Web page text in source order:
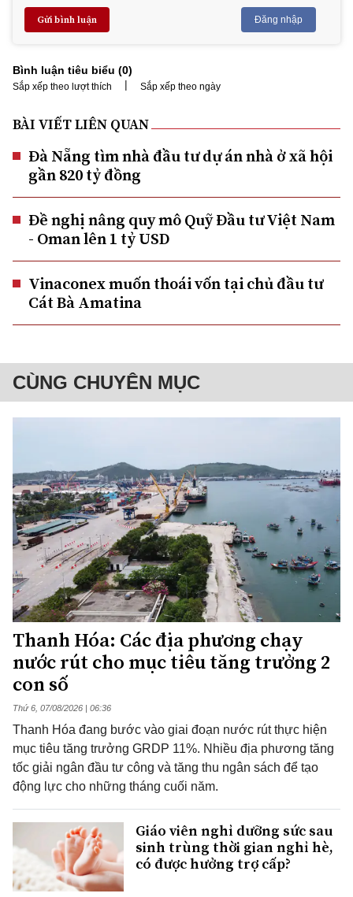
Gửi bình luận Đăng nhập
Bình luận tiêu biểu (0)
Sắp xếp theo lượt thích | Sắp xếp theo ngày
BÀI VIẾT LIÊN QUAN
Đà Nẵng tìm nhà đầu tư dự án nhà ở xã hội
gần 820 tỷ đồng
Đề nghị nâng quy mô Quỹ Đầu tư Việt Nam
- Oman lên 1 tỷ USD
Vinaconex muốn thoái vốn tại chủ đầu tư
Cát Bà Amatina
CÙNG CHUYÊN MỤC
Thanh Hóa: Các địa phương chạy
nước rút cho mục tiêu tăng trưởng 2
con số
Thứ 6, 07/08/2026 | 06:36
Thanh Hóa đang bước vào giai đoạn nước rút thực hiện
mục tiêu tăng trưởng GRDP 11%. Nhiều địa phương tăng
tốc giải ngân đầu tư công và tăng thu ngân sách để tạo
động lực cho những tháng cuối năm.
Giáo viên nghỉ dưỡng sức sau
sinh trùng thời gian nghỉ hè,
có được hưởng trợ cấp?